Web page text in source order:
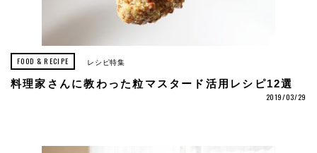
FOOD & RECIPE レシピ特集
料理家さんに教わった粒マスタード活用レシピ12選
2019/03/29